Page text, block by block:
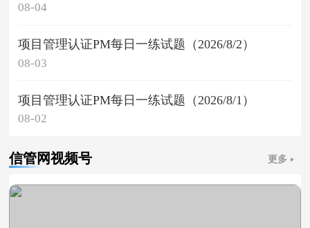
08-04
项目管理认证PM每日一练试题（2026/8/2）
08-03
项目管理认证PM每日一练试题（2026/8/1）
08-02
信管网视频号 更多